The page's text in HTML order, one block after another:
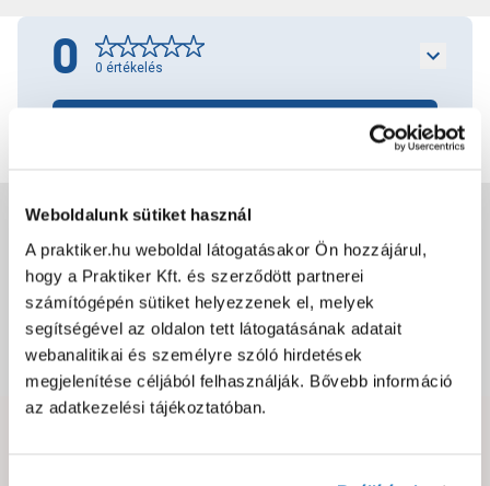
Weboldalunk sütiket használ
A praktiker.hu weboldal látogatásakor Ön hozzájárul,
hogy a Praktiker Kft. és szerződött partnerei
számítógépén sütiket helyezzenek el, melyek
segítségével az oldalon tett látogatásának adatait
webanalitikai és személyre szóló hirdetések
megjelenítése céljából felhasználják. Bővebb információ
az adatkezelési tájékoztatóban.
0 0 értékelés
Jótállás, szavatosság
Csomagolási és súly információk
Dokumentumok, felelős személy